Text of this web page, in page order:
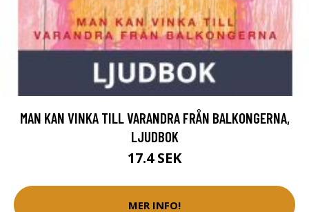
MAN KAN VINKA TILL VARANDRA FRÅN BALKONGERNA,
LJUDBOK
17.4 SEK
MER INFO!